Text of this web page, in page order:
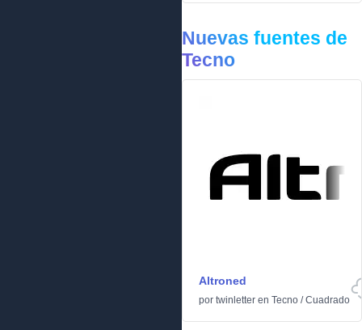
Nuevas fuentes de
Tecno
Altroned
por twinletter en Tecno /Cuadrado